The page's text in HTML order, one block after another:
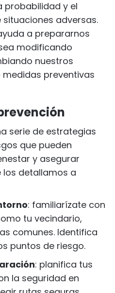
probabilidad y el
adversas.
a prepararnos
modificando
nuestros
preventivas
serie de estrategias
que pueden
y asegurar
los detallamos a
: familiarízate con
tu vecindario,
comunes. Identifica
puntos de riesgo.
: planifica tus
la seguridad en